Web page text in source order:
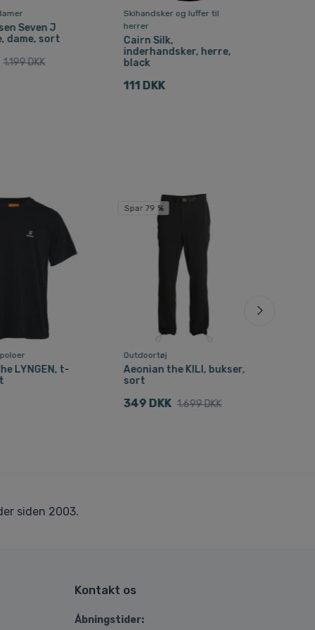
Seven J
dame, sort
1.199 DKK
Skihandsker og luffer til
herrer
Cairn Silk,
inderhandsker, herre,
black
111 DKK
LYNGEN, t-
Spar 79 %
Outdoortøj
Aeonian the KILI, bukser,
sort
349 DKK 1.699 DKK
siden 2003.
Kontakt os
Åbningstider: